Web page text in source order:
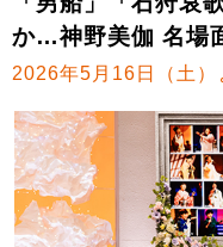
か…神野美伽 名場
2026年5月16日（土